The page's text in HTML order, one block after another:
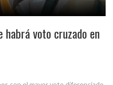
voto cruzado en